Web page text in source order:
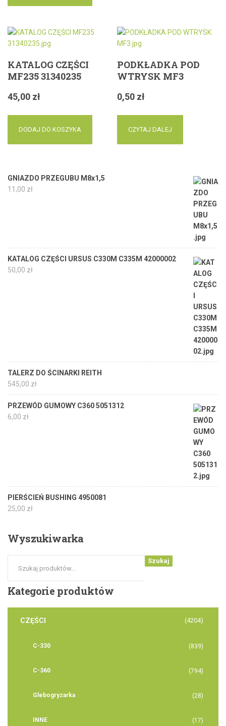
KATALOG CZĘŚCI
MF235 31340235
45,00 zł
DODAJ DO KOSZYKA
PODKŁADKA POD
WTRYSK MF3
0,50 zł
CZYTAJ DALEJ
GNIAZDO PRZEGUBU M8x1,5
11,00 zł
KATALOG CZĘŚCI URSUS C330M C335M 42000002
50,00 zł
TALERZ DO ŚCINARKI REITH
545,00 zł
PRZEWÓD GUMOWY C360 5051312
6,00 zł
PIERŚCIEŃ BUSHING 4950081
25,00 zł
Wyszukiwarka
Szukaj
Kategorieproduktów
CZĘŚCI (4204)
C-330 (839)
C-360 (794)
Glebogryzarka (28)
INNE (17)